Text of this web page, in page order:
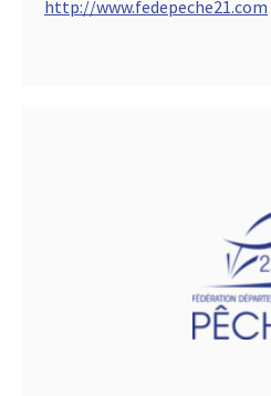
http://www.fedepeche21.com